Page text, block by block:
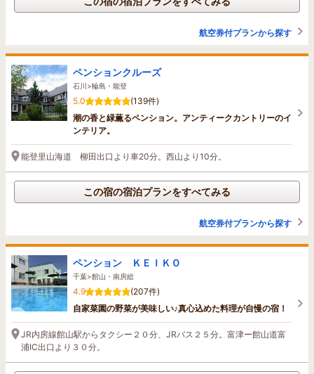
航空券付プランから探す
ペンションクルーズ
石川>輪島・能登
5.0
(139件)
潮の香と緑薫るペンション。アンティークカントリーのイ
ンテリア。
能登里山海道 柳田出口より車20分。西山より10分。
この宿の宿泊プランをすべてみる
航空券付プランから探す
ペンション ＫＥＩＫＯ
千葉>館山・南房総
4.9
(207件)
自家菜園の野菜が美味しい♪真心込めた料理が自慢の宿！
JR内房線館山駅からタクシー２０分、JRバス２５分。富津ー館山道富
浦IC出口より３０分。